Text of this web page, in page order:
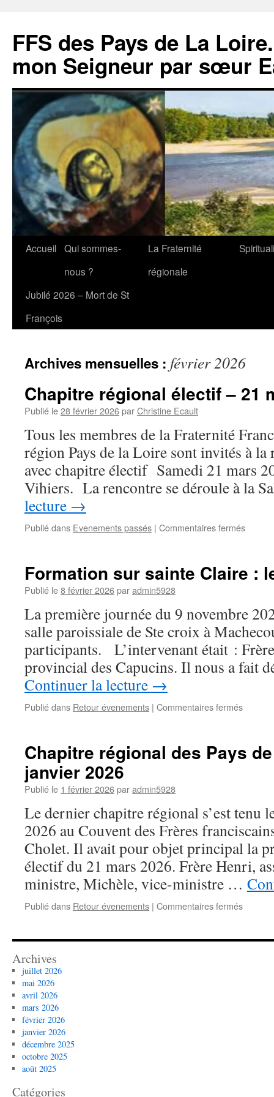
contenu
FFS des Pays de La
mon Seigneur par sœur
Accueil Qui sommes-
nous ?
La Fraternité
régionale
Jubilé 2026 – Mort de St
François
Archives mensuelles : février 2026
Chapitre régional électif – 21
Publié le28 février 2026parChristine Ecault
Tous les membres de la Fraternité
région Pays de la Loire sont invités à la
avec chapitre électif Samedi 21 mars
Vihiers. La rencontre se déroule à la
lecture →
Publié dans Evenements passés | Commentaires ferméssur
–
2026
Formation sur sainte Claire :
Publié le8 février 2026paradmin5928
La première journée du 9 novembre
salle paroissiale de Ste croix à
participants. L’intervenant était :
provincial des Capucins. Il nous a fait
Continuer la lecture →
Publié dans Retour évenements | Commentaires ferméssur
Claire
Chapitre régional des Pays
janvier 2026
Publié le 1 février 2026paradmin5928
Le dernier chapitre régional s’est tenu
2026 au Couvent des Frères
Cholet. Il avait pour objet principal la
électif du 21 mars 2026. Frère Henri,
ministre, Michèle, vice-ministre …
Publié dans Retour évenements | Commentaires ferméssur
des
Archives
juillet 2026
mai 2026
avril 2026
mars 2026
février 2026
janvier 2026
décembre 2025
octobre 2025
août 2025
Catégories